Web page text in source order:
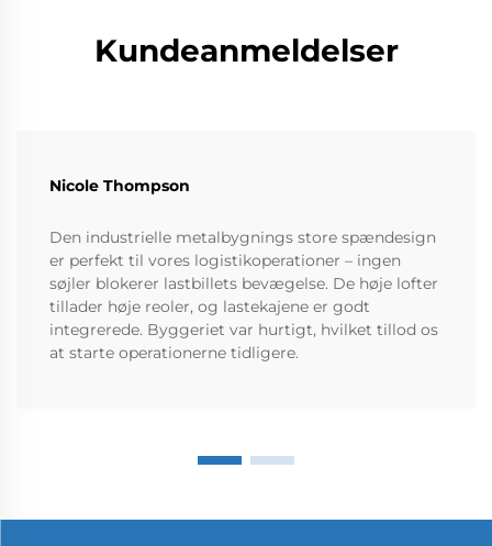
Kundeanmeldelser
Nicole Thompson
Den industrielle metalbygnings store spændesign
er perfekt til vores logistikoperationer – ingen
søjler blokerer lastbillets bevægelse. De høje lofter
tillader høje reoler, og lastekajene er godt
integrerede. Byggeriet var hurtigt, hvilket tillod os
at starte operationerne tidligere.